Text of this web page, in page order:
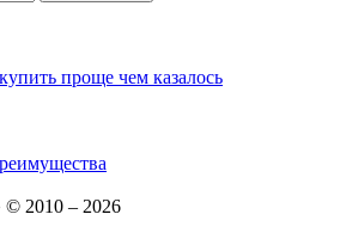
проще чем казалось
© 2010 – 2026